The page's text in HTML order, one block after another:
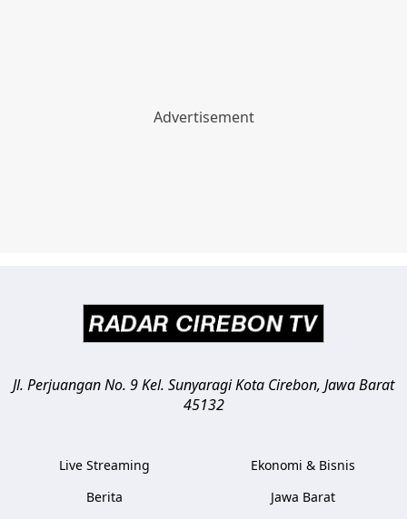
Jl. Perjuangan No. 9 Kel. SunyaragiKota Cirebon, Jawa Barat
45132
Live Streaming
Berita
Ekonomi & Bisnis
Jawa Barat